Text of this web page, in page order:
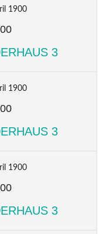
1900
3
1900
3
1900
3